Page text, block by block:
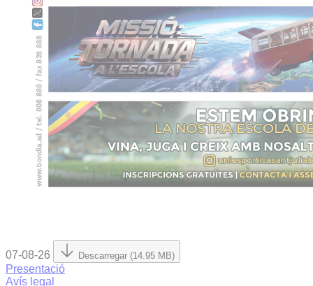
07-08-26 Descarregar (14.95 MB)
Presentació
Avís legal